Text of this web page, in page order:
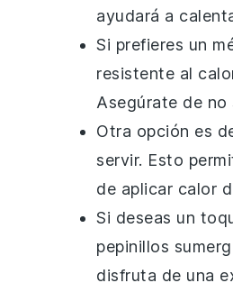
ayudará a
Si prefieres un
resistente al
Asegúrate de
Otra opción es
servir. Esto
de aplicar calor
Si deseas un
pepinillos
disfruta de una